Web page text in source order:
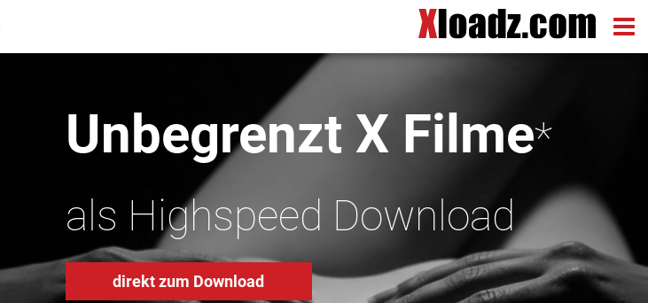
Unbegrenzt X Filme*
als Highspeed Download
direkt zum Download